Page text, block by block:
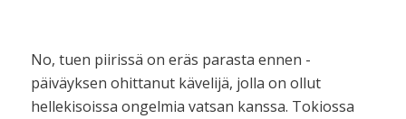
No, tuen piirissä on eräs parasta ennen -
päiväyksen ohittanut kävelijä, jolla on ollut
hellekisoissa ongelmia vatsan kanssa. Tokiossa